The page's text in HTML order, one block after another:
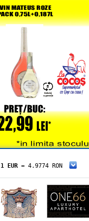
1 EUR = 4.9774 RON
= 5.8304 RON
1 XAU= 464.4611 RON
1 AED= 1.1933 RON
1 AUD= 2.7957 RON
1 BGN= 2.5449 RON